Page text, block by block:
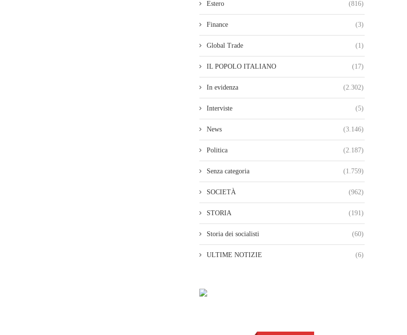
Estero (816)
Finance (3)
Global Trade (1)
IL POPOLO ITALIANO (17)
In evidenza (2.302)
Interviste (5)
News (3.146)
Politica (2.187)
Senza categoria (1.759)
SOCIETÀ (962)
STORIA (191)
Storia dei socialisti (60)
ULTIME NOTIZIE (6)